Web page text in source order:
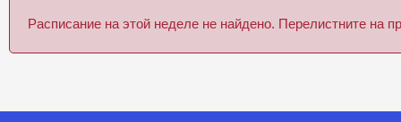
Расписание на этой неделе не найдено. Перелистните